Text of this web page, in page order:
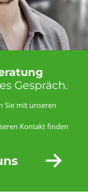
Gespräch.
Sie mit unseren
Kontakt finden